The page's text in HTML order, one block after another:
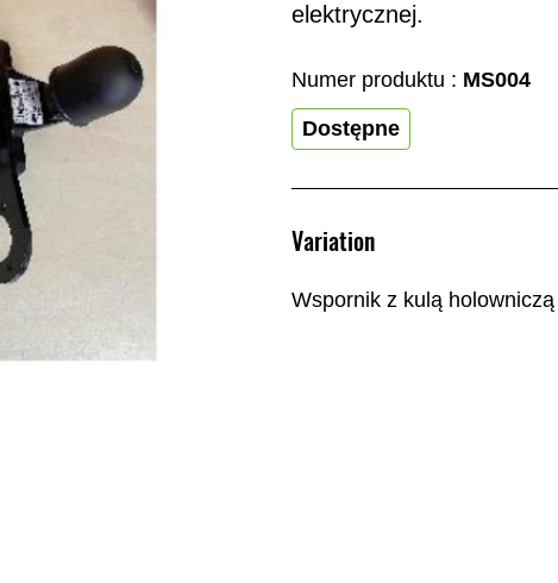
elektrycznej.
Numer produktu : MS004
Dostępne
Variation
Wspornik z kulą